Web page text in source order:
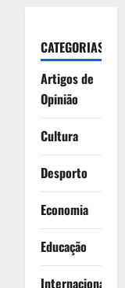
CATEGORIAS
Artigos de
Opinião
Cultura
Desporto
Economia
Educação
Internacionais